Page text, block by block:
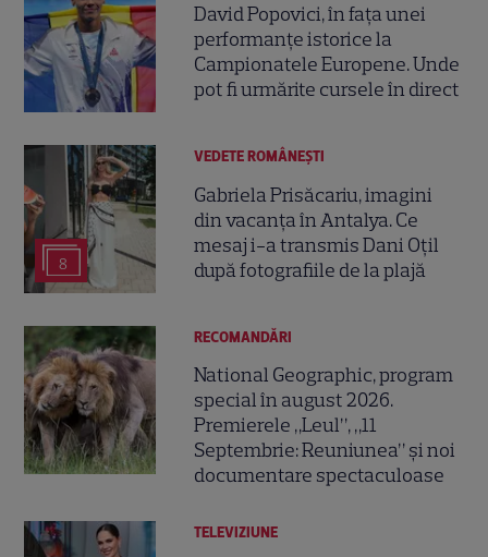
David Popovici, în fața unei
performanțe istorice la
Campionatele Europene. Unde
pot fi urmărite cursele în direct
8
VEDETE ROMÂNEŞTI
Gabriela Prisăcariu, imagini
din vacanța în Antalya. Ce
mesaj i-a transmis Dani Oțil
după fotografiile de la plajă
RECOMANDĂRI
National Geographic, program
special în august 2026.
Premierele „Leul”, „11
Septembrie: Reuniunea” și noi
documentare spectaculoase
TELEVIZIUNE